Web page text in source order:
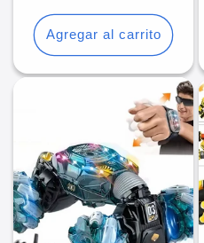
oferta
Agregar al carrito